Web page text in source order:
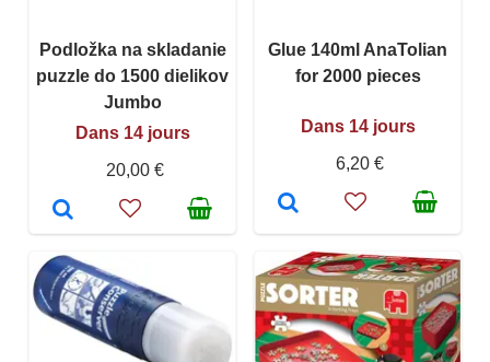
Podložka na skladanie
puzzle do 1500 dielikov
Jumbo
Dans 14 jours
20,00 €
Glue 140ml AnaTolian
for 2000 pieces
Dans 14 jours
6,20 €